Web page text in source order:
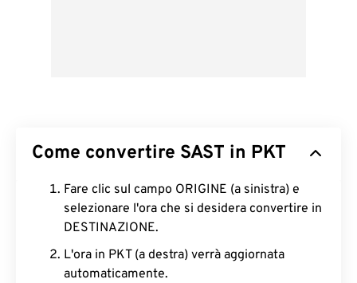
Come convertire SAST in PKT
Fare clic sul campo ORIGINE (a sinistra) e
selezionare l'ora che si desidera convertire in
DESTINAZIONE.
L'ora in PKT (a destra) verrà aggiornata
automaticamente.